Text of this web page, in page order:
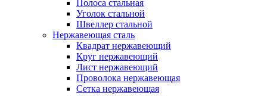
Полоса стальная
Уголок стальной
Швеллер стальной
Нержавеющая сталь
Квадрат нержавеющий
Круг нержавеющий
Лист нержавеющий
Проволока нержавеющая
Сетка нержавеющая